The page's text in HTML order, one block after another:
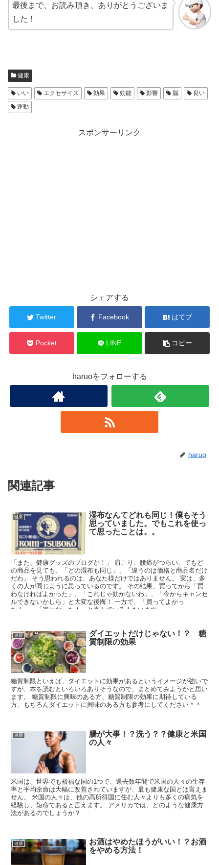
最後まで、お読み頂き、ありがとうございま
した！
健康
いい エクセサイズ 効果 効能 影響 脳
良い
運動
スポンサーリンク
シェアする
Twitter Facebook はてブ
Pocket LINE コピー
haruoをフォローする
haruo
関連記事
健康
湿布なんてどれも同じ！僕もそう
思っていました。でもこれを使っ
て思ったことは。。
「また、健康グッズのブログか！」 肩こり、腰痛がつらい、でもど
の商品を見ても、「どの湿布も同じ」、「違うのは価格と商品名だけ
だわ」 そう思われるのは、あなた様だけではありません。 実は、多
くの人が同じように思っているのです。 その結果、買ってから「買
わなければよかった」、「これじゃ効かないわ」、「今からキャンセ
ルできないかしら」と大変な後悔！ 一方で、「買ってよかっ
た！」、「楽になった！」と喜んでいる人もいます。
健康
ダイエットだけじゃない！？ 糖
質制限の効果
糖質制限といえば、ダイエットに効果があるというイメージが強いで
すが、本を読むといろいろありそうなので、まとめてみようかと思い
ます。 糖質制限に興味のある方、糖質制限の効果に期待している
方、もちろんダイエットに興味のある方も参考にしてください＾＾
健康
腸が大事！？洗う？？健康と米国
の人々
米国は、世界でも裕福な国の1つで、過去数年間で米国の人々の生存
率と平均余命は大幅に改善されていますが、最も健康な国とは言えま
せん。 米国の人々は、他の高所得国に住む人々よりも多くの病気を
経験し、短命であると言えます。 アメリカでは、どのような健康方
法があるのでしょうか？
健康
お酒はやめたほうがいい！？お酒
をやめる方法！